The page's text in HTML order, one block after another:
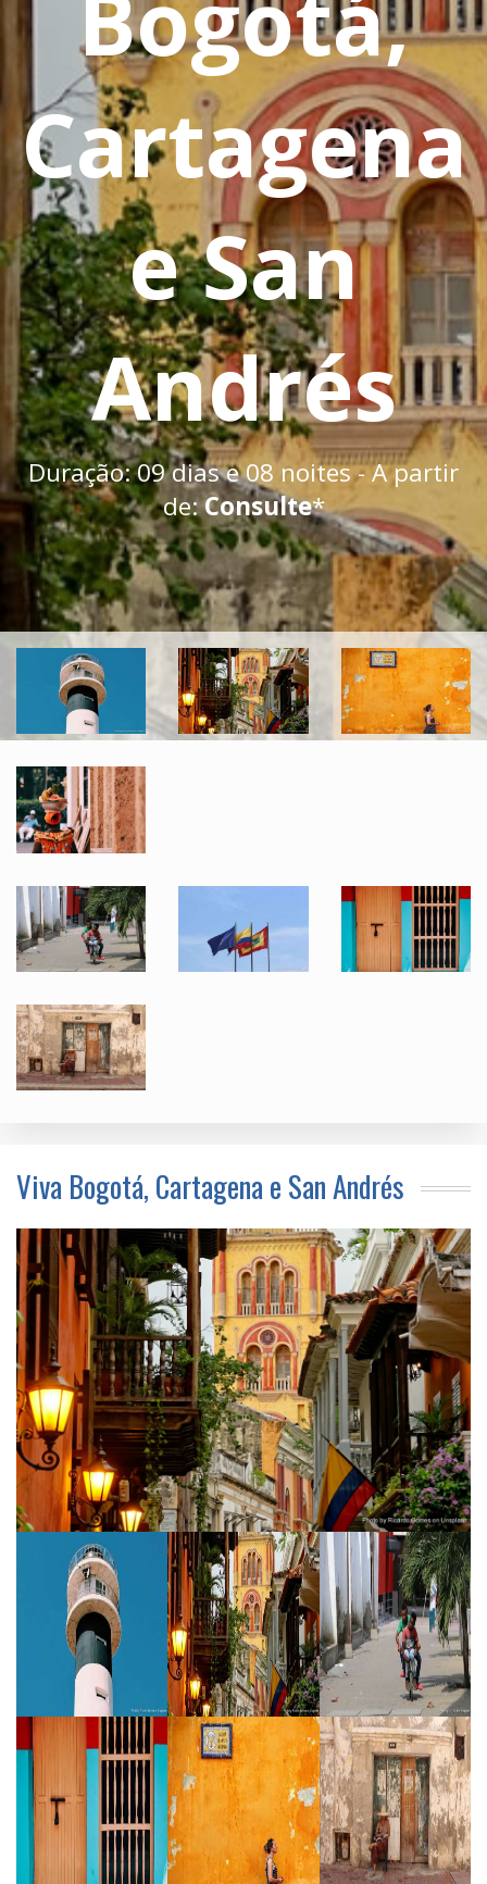
Cartagena
e San
Andrés
Duração: 09 dias e 08 noites - A partir
de:Consulte*
Viva Bogotá, Cartagena e San Andrés